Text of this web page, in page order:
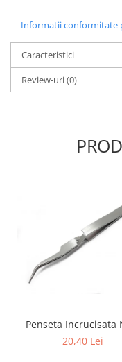
Fierastraie / Panze
Mandrine si Burghie
Menghine
Modelarea Metalului
Turnare, Lipire, Finisare
PROMOTII Curele Apple
PROMOTII Curele Garmin
PROMOTII Scule Bijutier
PROMOTII Scule
Chei Pendula
Informatii conformitate
Caracteristici
Review-uri(0)
Penseta Incrucisata
20,40 Lei